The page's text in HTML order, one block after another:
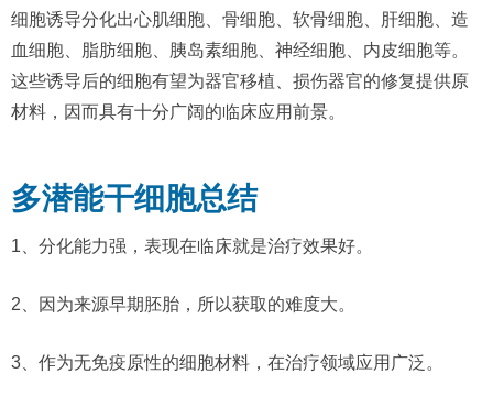
细胞诱导分化出心肌细胞、骨细胞、软骨细胞、肝细胞、造
血细胞、脂肪细胞、胰岛素细胞、神经细胞、内皮细胞等。
这些诱导后的细胞有望为器官移植、损伤器官的修复提供原
材料，因而具有十分广阔的临床应用前景。
多潜能干细胞总结
1、分化能力强，表现在临床就是治疗效果好。
2、因为来源早期胚胎，所以获取的难度大。
3、作为无免疫原性的细胞材料，在治疗领域应用广泛。